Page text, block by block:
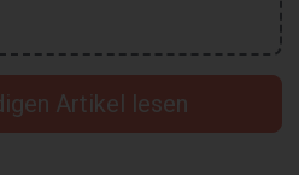
Artikel lesen